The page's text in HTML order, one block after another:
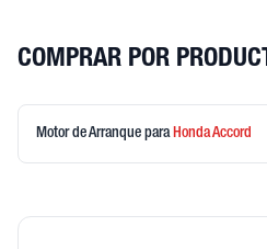
COMPRAR POR
Motor de Arranque para HondaAccord